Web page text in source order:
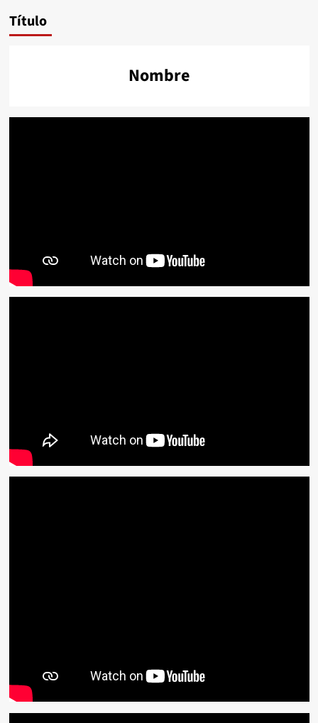
Título
Nombre